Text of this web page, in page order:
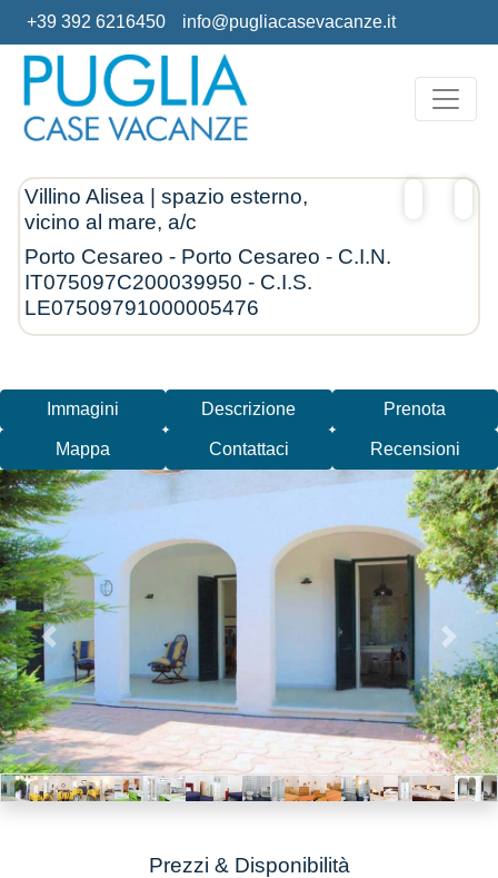
+39 392 6216450 info@pugliacasevacanze.it
Villino Alisea | spazio esterno,
vicino al mare, a/c
Porto Cesareo - Porto Cesareo - C.I.N.
IT075097C200039950 - C.I.S.
LE07509791000005476
Immagini Descrizione Prenota
Mappa Contattaci Recensioni
Previous Next
Prezzi & Disponibilità